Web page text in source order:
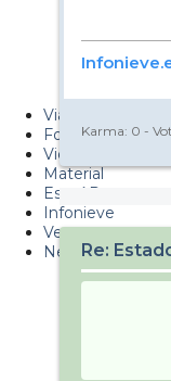
Metiendo
PUCAF -
Viajes
Fotos
Videos
Material
Esquí Pro
Infonieve
Verano
Nevalog
Karma: 0 -
Re: